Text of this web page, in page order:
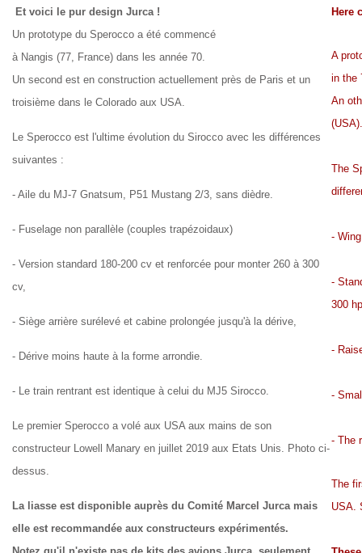
Et voici le pur design Jurca !
Un prototype du Sperocco a été commencé
à Nangis (77, France) dans les année 70.
Un second est en construction actuellement près de Paris et un
troisième dans le Colorado aux USA.
Le Sperocco est l'ultime évolution du Sirocco avec les différences
suivantes :
- Aile du MJ-7 Gnatsum, P51 Mustang 2/3, sans dièdre.
- Fuselage non parallèle (couples trapézoidaux)
- Version standard 180-200 cv et renforcée pour monter 260 à 300
cv,
- Siège arrière surélevé et cabine prolongée jusqu'à la dérive,
- Dérive moins haute à la forme arrondie.
- Le train rentrant est identique à celui du MJ5 Sirocco.
Le premier Sperocco a volé aux USA aux mains de son
constructeur Lowell Manary en juillet 2019 aux Etats Unis. Photo ci-
dessus.
La liasse est disponible auprès du Comité Marcel Jurca mais
elle est recommandée aux constructeurs expérimentés.
Here
A
in the
An
(USA).
The
-
-
300
-
-
- The
The
USA.